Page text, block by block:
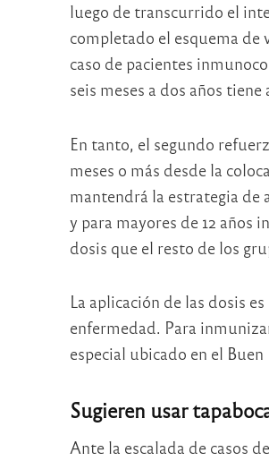
luego de transcurrido el
completado el esquema de
caso de pacientes
seis meses a dos años
En tanto, el segundo
meses o más desde la
mantendrá la estrategia de
y para mayores de 12
dosis que el resto de los
La aplicación de las dosis
enfermedad. Para
especial ubicado en el Buen
Sugieren usar
Ante la escalada de casos